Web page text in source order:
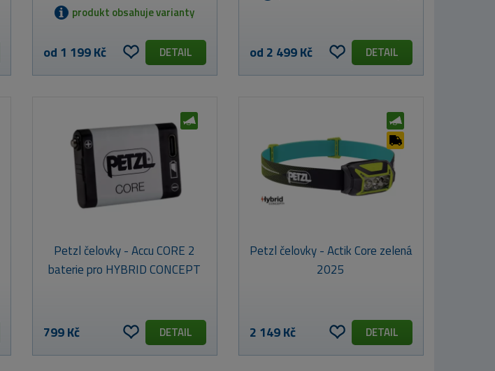
produkt obsahuje varianty
od 1 199 Kč DETAIL od 2 499 Kč DETAIL
Petzl čelovky - Accu CORE 2
baterie pro HYBRID CONCEPT
799 Kč DETAIL
Petzl čelovky - Actik Core zelená
2025
2 149 Kč DETAIL